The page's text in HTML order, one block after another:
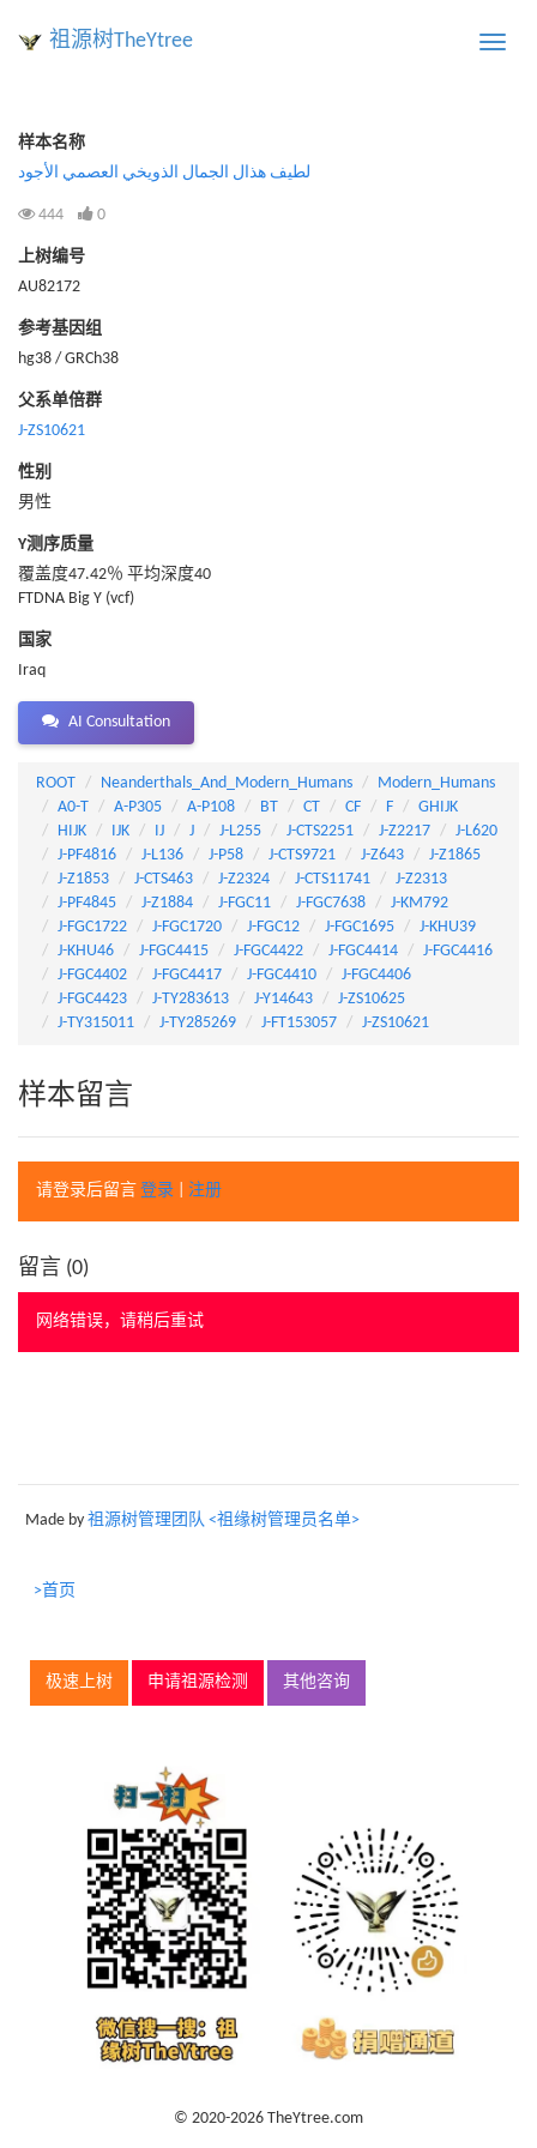
Toggle
祖源树TheYtree
样本名称
لطيف هذال الجمال الذويخي العصمي الأجود
444 0
上树编号
AU82172
参考基因组
hg38 / GRCh38
父系单倍群
J-ZS10621
性别
男性
Y测序质量
覆盖度47.42％ 平均深度40
FTDNA Big Y (vcf)
国家
Iraq
AI Consultation
ROOT Neanderthals_And_Modern_Humans
Modern_Humans
A0-T
A-P305 A-P108 BT CT CF F
GHIJK
HIJK
IJK IJ J J-L255 J-CTS2251 J-Z2217
J-L620
J-PF4816
J-L136 J-P58 J-CTS9721 J-Z643
J-Z1865
J-Z1853
J-CTS463 J-Z2324 J-CTS11741
J-Z2313
J-PF4845
J-Z1884 J-FGC11 J-FGC7638
J-KM792
J-FGC1722
J-FGC1720 J-FGC12 J-FGC1695
J-KHU39
J-KHU46
J-FGC4415 J-FGC4422 J-FGC4414
J-FGC4416
J-FGC4402
J-FGC4417 J-FGC4410
J-FGC4406
J-FGC4423
J-TY283613 J-Y14643
J-ZS10625
J-TY315011
J-TY285269 J-FT153057 J-ZS10621
样本留言
请登录后留言 登录 注册
留言 (0)
网络错误，请稍后重试
Made by 祖源树管理团队 <祖缘树管理员名单>
>首页
极速上树 申请祖源检测 其他咨询
© 2020-2026 TheYtree.com